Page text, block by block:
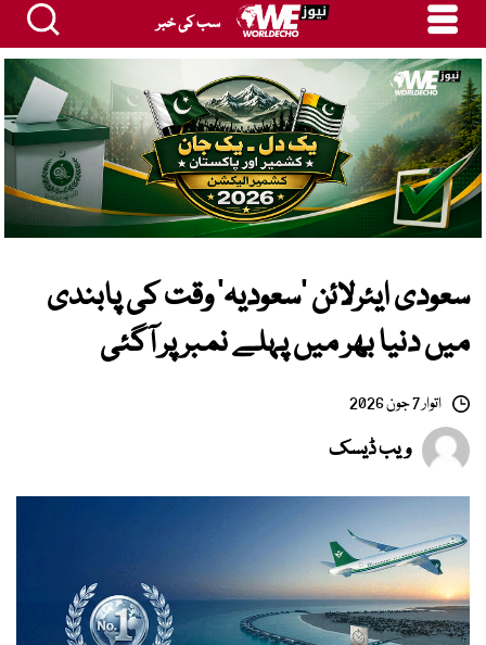
سب کی خبر
سعودی ایئرلائن ’سعودیہ‘ وقت کی پابندی
میں دنیا بھر میں پہلے نمبر پر آگئی
اتوار 7 جون 2026
ویب ڈیسک